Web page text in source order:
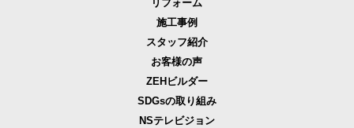
リフォーム
施工事例
スタッフ紹介
お客様の声
ZEHビルダー
SDGsの取り組み
NSテレビジョン